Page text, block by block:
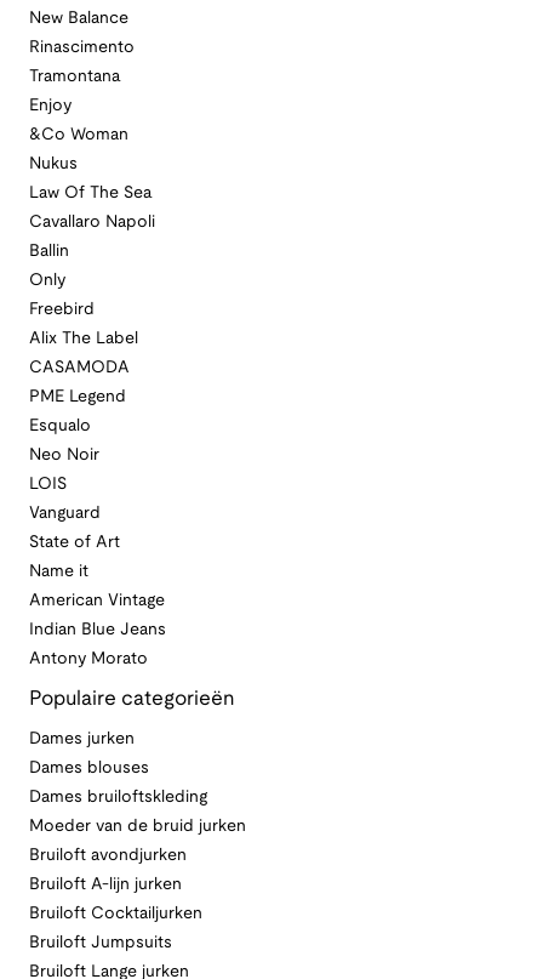
New Balance
Rinascimento
Tramontana
Enjoy
&Co Woman
Nukus
Law Of The Sea
Cavallaro Napoli
Ballin
Only
Freebird
Alix The Label
CASAMODA
PME Legend
Esqualo
Neo Noir
LOIS
Vanguard
State of Art
Name it
American Vintage
Indian Blue Jeans
Antony Morato
Populaire categorieën
Dames jurken
Dames blouses
Dames bruiloftskleding
Moeder van de bruid jurken
Bruiloft avondjurken
Bruiloft A-lijn jurken
Bruiloft Cocktailjurken
Bruiloft Jumpsuits
Bruiloft Lange jurken